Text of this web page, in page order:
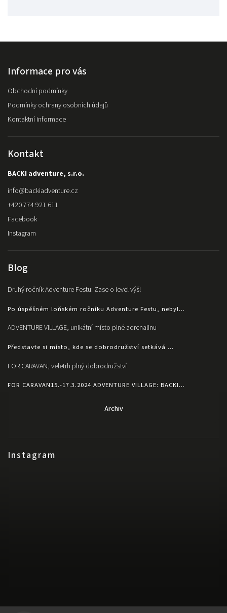
Instagram
Informace pro vás
Obchodní podmínky
Podmínky ochrany osobních údajů
Kontaktní informace
Kontakt
BACKI adventure, s.r.o.
info@backiadventure.cz
+420 774 921 611
Facebook
Instagram
Blog
Druhý ročník Adventure Festu: Zase o level výš!
Po úspěšném loňském ročníku Adventure Festu, nebyl...
ADVENTURE VILLAGE, unikátní místo plné adrenalinu
Představte si místo, kde se dobrodružství setkává ...
FOR CARAVAN, veletrh plný dobrodružství
FOR CARAVAN15.-17.3.2024 ADVENTURE VILLAGE: BACKI...
Archiv